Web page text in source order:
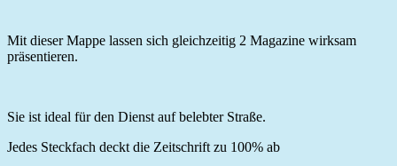
Mit dieser Mappe lassen sich gleichzeitig 2 Magazine wirksam
präsentieren.
Sie ist ideal für den Dienst auf belebter Straße.
Jedes Steckfach deckt die Zeitschrift zu 100% ab